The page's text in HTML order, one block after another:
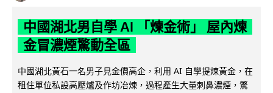
中國湖北男自學 AI 「煉金術」 屋內煉
金冒濃煙驚動全區
中國湖北黃石一名男子見金價高企，利用 AI 自學提煉黃金，在
租住單位私設高壓爐及作坊冶煉，過程產生大量刺鼻濃煙，驚